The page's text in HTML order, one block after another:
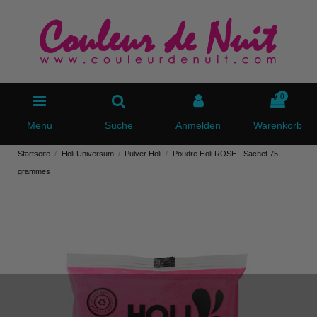
Menu Suche Anmelden
0
Warenkorb
Startseite Holi Universum Pulver Holi Poudre Holi ROSE - Sachet 75
grammes